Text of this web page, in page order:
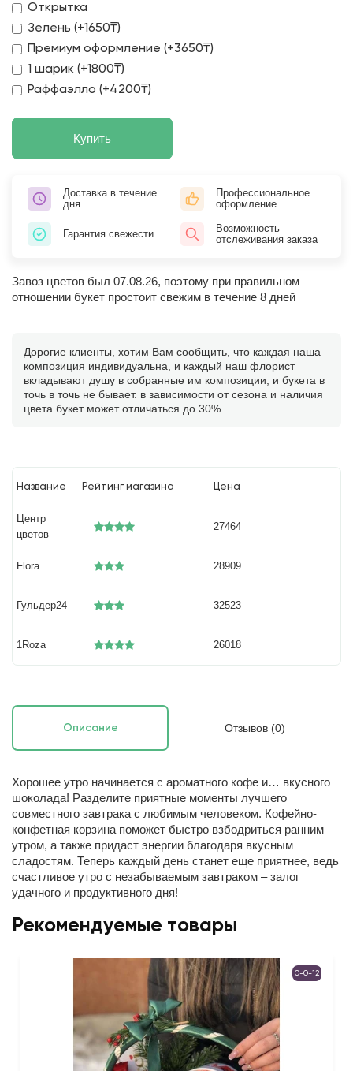
Открытка
Зелень (+1650₸)
Премиум оформление (+3650₸)
1 шарик (+1800₸)
Раффаэлло (+4200₸)
Купить
Доставка в течение
дня
Профессиональное
оформление
Гарантия свежести
Возможность
отслеживания заказа
Завоз цветов был 07.08.26, поэтому при правильном
отношении букет простоит свежим в течение 8 дней
Дорогие клиенты, хотим Вам сообщить, что каждая наша
композиция индивидуальна, и каждый наш флорист
вкладывают душу в собранные им композиции, и букета в
точь в точь не бывает. в зависимости от сезона и наличия
цвета букет может отличаться до 30%
Название Рейтинг магазина Цена
Центр
цветов
27464
Flora 28909
Гульдер24 32523
1Roza 26018
Описание Отзывов (0)
Хорошее утро начинается с ароматного кофе и… вкусного
шоколада! Разделите приятные моменты лучшего
совместного завтрака с любимым человеком. Кофейно-
конфетная корзина поможет быстро взбодриться ранним
утром, а также придаст энергии благодаря вкусным
сладостям. Теперь каждый день станет еще приятнее, ведь
счастливое утро с незабываемым завтраком – залог
удачного и продуктивного дня!
Рекомендуемые товары
0-0-12